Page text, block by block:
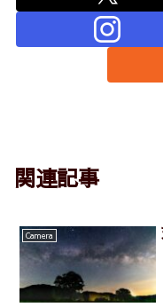
関連記事
Camera